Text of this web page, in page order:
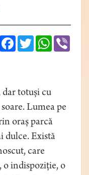
FacebookTwitterWhatsApp
dar totuși cu
Lumea pe
oraș parcă
dulce. Există
care
indispoziție, o